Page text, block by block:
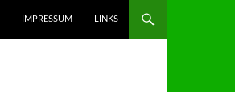
IMPRESSUM LINKS